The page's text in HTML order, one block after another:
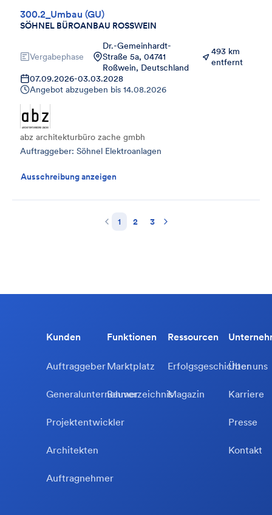
300.2_Umbau (GU)
SÖHNEL BÜROANBAU ROSSWEIN
Vergabephase
Dr.-Gemeinhardt-
Straße 5a, 04741
Roßwein, Deutschland
493 km
entfernt
07.09.2026-03.03.2028
Angebot abzugeben bis 14.08.2026
abz architekturbüro zache gmbh
Auftraggeber: Söhnel Elektroanlagen
Ausschreibung anzeigen
1 2 3
Kunden
Auftraggeber
Generalunternehmer
Projektentwickler
Architekten
Auftragnehmer
Funktionen
Marktplatz
Bauverzeichnis
Ressourcen
Erfolgsgeschichten
Magazin
Über uns
Karriere
Presse
Kontakt